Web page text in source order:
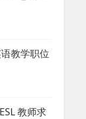
教学职位
教师求